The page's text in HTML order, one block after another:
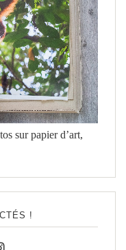
sur papier d’art,
!